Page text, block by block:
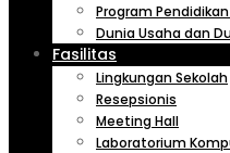
Program
Dunia Usaha dan
Fasilitas
Lingkungan Sekolah
Resepsionis
Meeting Hall
Laboratorium